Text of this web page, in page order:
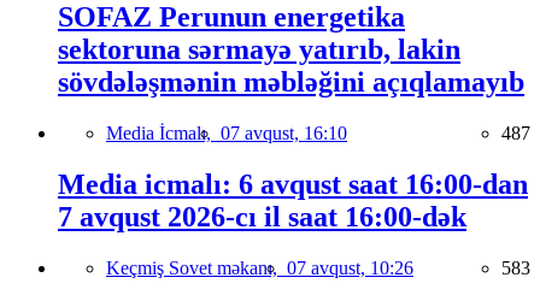
SOFAZ Perunun energetika
sektoruna sərmayə yatırıb, lakin
sövdələşmənin məbləğini açıqlamayıb
Media İcmalı, 07 avqust, 16:10 487
Media icmalı: 6 avqust saat 16:00-dan
7 avqust 2026-cı il saat 16:00-dək
Keçmiş Sovet məkanı, 07 avqust, 10:26 583